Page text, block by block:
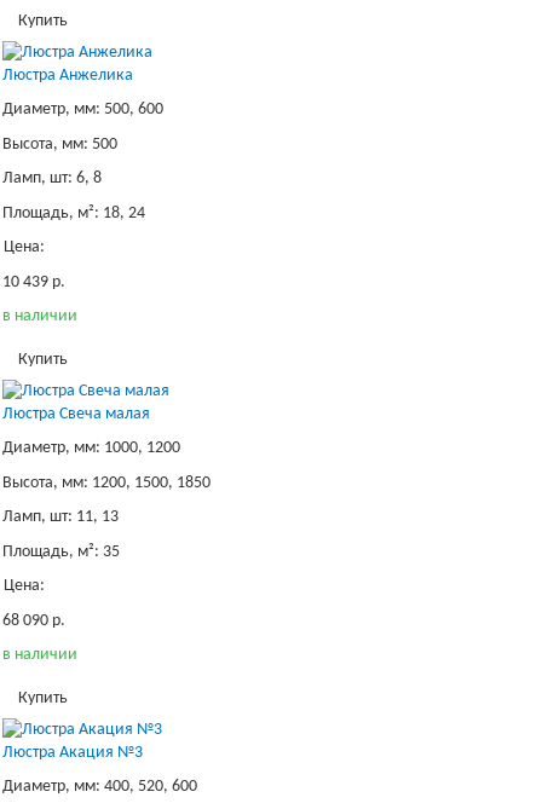
Купить
Люстра Анжелика
Диаметр, мм: 500, 600
Высота, мм: 500
Ламп, шт: 6, 8
Площадь, м²: 18, 24
Цена:
10 439 р.
в наличии
Купить
Люстра Свеча малая
Диаметр, мм: 1000, 1200
Высота, мм: 1200, 1500, 1850
Ламп, шт: 11, 13
Площадь, м²: 35
Цена:
68 090 р.
в наличии
Купить
Люстра Акация №3
Диаметр, мм: 400, 520, 600